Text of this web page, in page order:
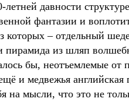
давности
фантазии и
– отдельный
из шляп
бы, неотъемлемые
и медвежья
на мысли, что это не